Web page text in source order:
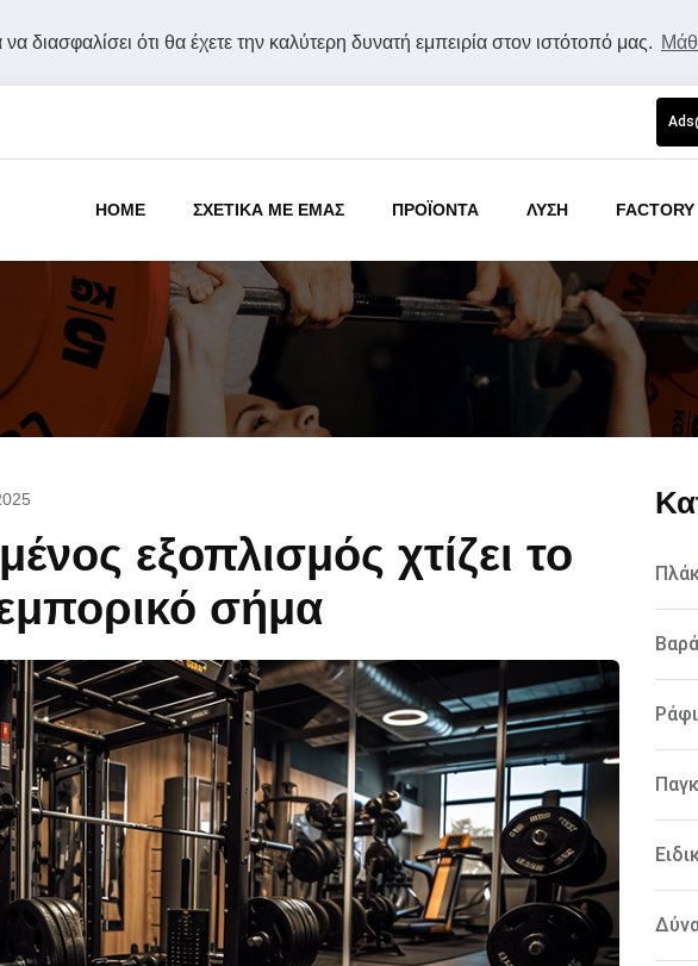
διασφαλίσει ότι θα έχετε την καλύτερη δυνατή εμπειρία στον ιστότοπό μας.
HOME ΣΧΕΤΙΚΑ ΜΕ ΕΜΑΣ ΠΡΟΪΟΝΤΑ ΛΥΣΗ FACTORY
εξοπλισμός χτίζει το
σήμα